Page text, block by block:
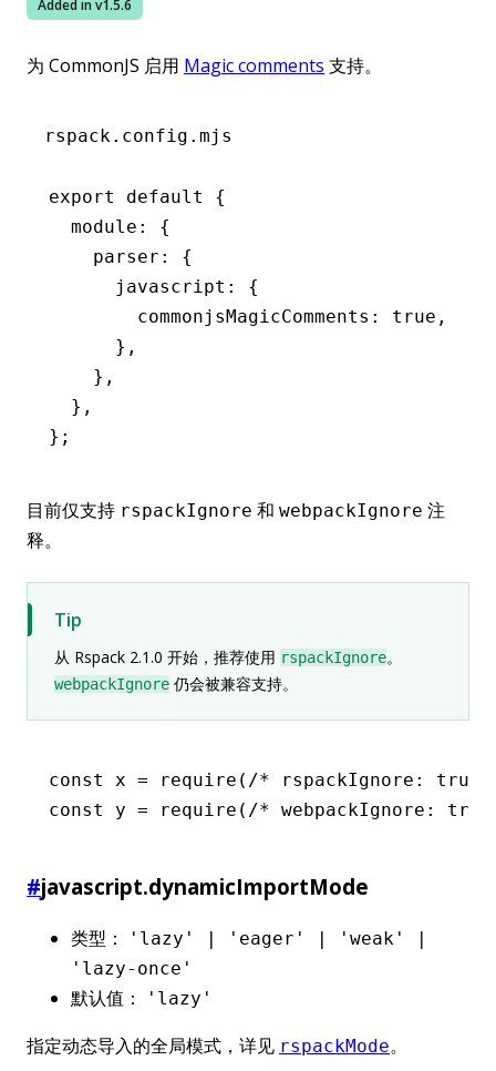
Added in v1.5.6
为 CommonJS 启用 Magic comments 支持。
rspack.config.mjs
export default
{
  module
:
{
    parser
:
{
      javascript
:
{
        commonjsMagicComments
: true ,
      }
,
    }
,
  }
,
};
目前仅支持 rspackIgnore 和 webpackIgnore 注
释。
Tip
从 Rspack 2.1.0 开始，推荐使用 rspackIgnore。
webpackIgnore 仍会被兼容支持。
const x = require ( /* rspackIgnore: true
const
y = require ( /* webpackIgnore:
#javascript.dynamicImportMode
类型：
'lazy' | 'eager' | 'weak' |
'lazy-once'
默认值： 'lazy'
指定动态导入的全局模式，详见 rspackMode。